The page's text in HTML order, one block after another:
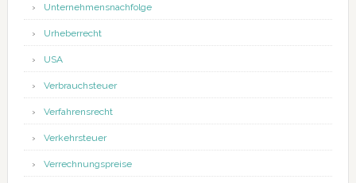
Unternehmensnachfolge
Urheberrecht
USA
Verbrauchsteuer
Verfahrensrecht
Verkehrsteuer
Verrechnungspreise